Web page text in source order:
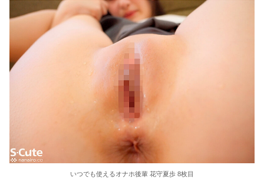
いつでも使えるオナホ後輩 花守夏歩 8枚目